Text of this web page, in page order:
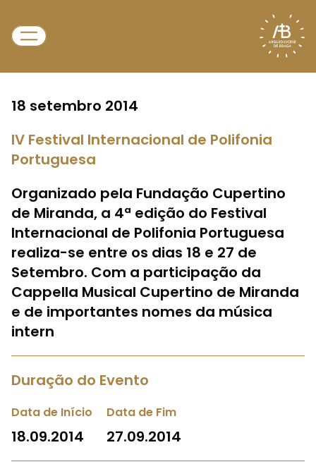
18 setembro 2014
IV Festival Internacional de Polifonia
Portuguesa
Organizado pela Fundação Cupertino
de Miranda, a 4ª edição do Festival
Internacional de Polifonia Portuguesa
realiza-se entre os dias 18 e 27 de
Setembro. Com a participação da
Cappella Musical Cupertino de Miranda
e de importantes nomes da música
intern
Duração do Evento
Data de Início
18.09.2014
Data de Fim
27.09.2014